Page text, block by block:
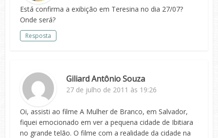
Está confirma a exibição em Teresina no dia 27/07?
Onde será?
Resposta
Giliard Antônio Souza
27 de julho de 2011 às 19:26
Oi, assisti ao filme A Mulher de Branco, em Salvador,
fiquei emocionado em ver a pequena cidade de Ibitiara
no grande telão. O filme com a realidade da cidade na